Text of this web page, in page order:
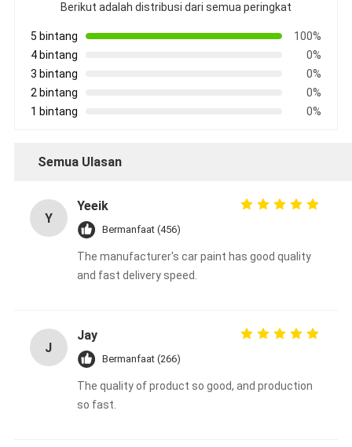
Berikut adalah distribusi dari semua peringkat
5 bintang
100%
4 bintang
0%
3 bintang
0%
2 bintang
0%
1 bintang
0%
Semua Ulasan
Y
Yeeik
Bermanfaat (456)
The manufacturer's car paint has good quality
and fast delivery speed.
J
Jay
Bermanfaat (266)
The quality of product so good, and production
so fast.